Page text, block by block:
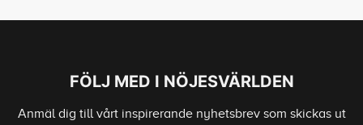
FÖLJ MED I NÖJESVÄRLDEN
Anmäl dig till vårt inspirerande nyhetsbrev som skickas ut